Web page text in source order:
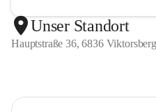
Unser Standort
Hauptstraße 36, 6836